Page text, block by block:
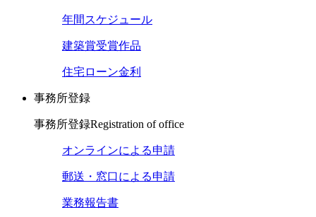
年間スケジュール
建築賞受賞作品
住宅ローン金利
事務所登録
事務所登録Registration of office
オンラインによる申請
郵送・窓口による申請
業務報告書